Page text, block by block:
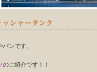
シャータンク
ンです。
のご紹介です！！